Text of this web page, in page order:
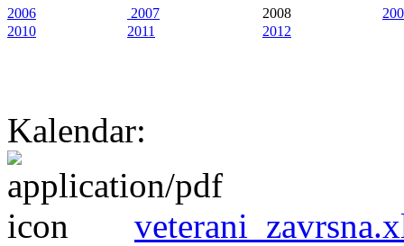
2006 2007 2008
2010
2011 2012
Kalendar: